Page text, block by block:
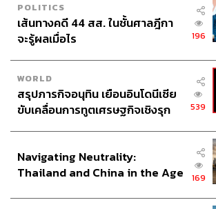
POLITICS
เส้นทางคดี 44 สส. ในชั้นศาลฎีกา
จะรู้ผลเมื่อไร
196
WORLD
สรุปภารกิจอนุทิน เยือนอินโดนีเซีย
ขับเคลื่อนการทูตเศรษฐกิจเชิงรุก
539
Navigating Neutrality:
Thailand and China in the Age
169